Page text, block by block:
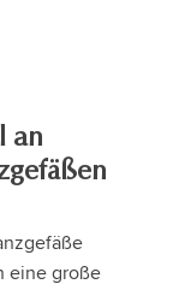
an
eine große